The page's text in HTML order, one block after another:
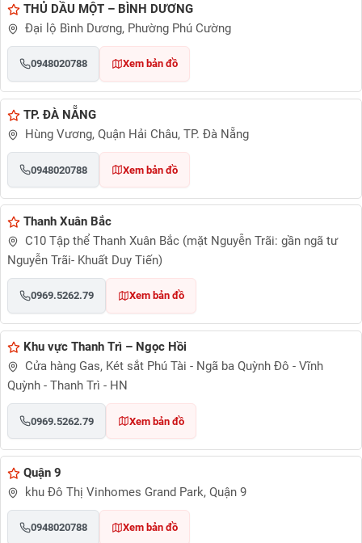
THỦ DẦU MỘT – BÌNH DƯƠNG
Đại lộ Bình Dương, Phường Phú Cường
0948020788 Xem bản đồ
TP. ĐÀ NẴNG
Hùng Vương, Quận Hải Châu, TP. Đà Nẵng
0948020788 Xem bản đồ
Thanh Xuân Bắc
C10 Tập thể Thanh Xuân Bắc (mặt Nguyễn Trãi: gần ngã tư
Nguyễn Trãi- Khuất Duy Tiến)
0969.5262.79 Xem bản đồ
Khu vực Thanh Trì – Ngọc Hồi
Cửa hàng Gas, Két sắt Phú Tài - Ngã ba Quỳnh Đô - Vĩnh
Quỳnh - Thanh Trì - HN
0969.5262.79 Xem bản đồ
Quận 9
khu Đô Thị Vinhomes Grand Park, Quận 9
0948020788 Xem bản đồ